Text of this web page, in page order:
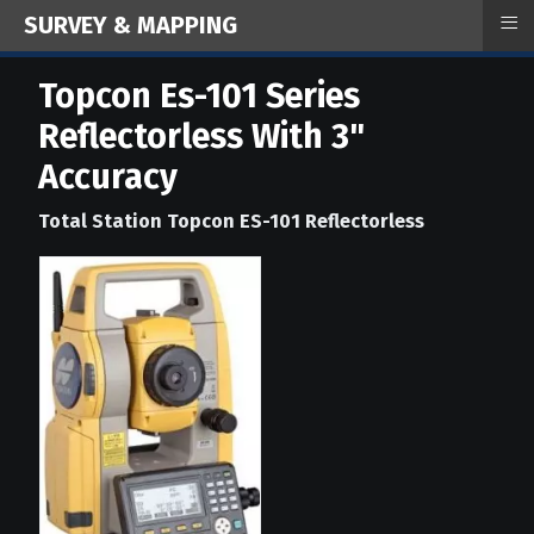
Topcon Es-101 Series
Reflectorless With 3"
Accuracy
Total Station Topcon ES-101 Reflectorless
SURVEY & MAPPING ≡